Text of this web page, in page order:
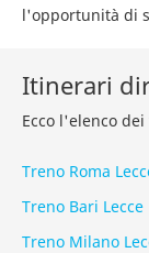
l'opportunità di
Itinerari
Ecco l'elenco
Treno Roma
Treno Bari Lecce
Treno Milano